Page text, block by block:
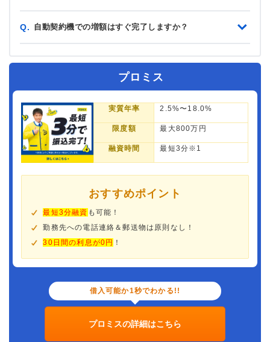
Q. 自動契約機での増額はすぐ完了しますか？
プロミス
実質年率 2.5%〜18.0%
限度額 最大800万円
融資時間 最短3分※1
おすすめポイント
最短3分融資 も可能！
勤務先への電話連絡＆郵送物は原則なし！
30日間の利息が0円 ！
借入可能か1秒でわかる!!
プロミスの詳細はこちら